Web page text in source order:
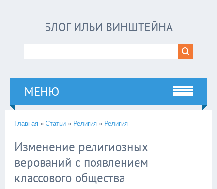
БЛОГ ИЛЬИ ВИНШТЕЙНА
МЕНЮ
Главная » Статьи » Религия » Религия
Изменение религиозных
верований с появлением
классового общества